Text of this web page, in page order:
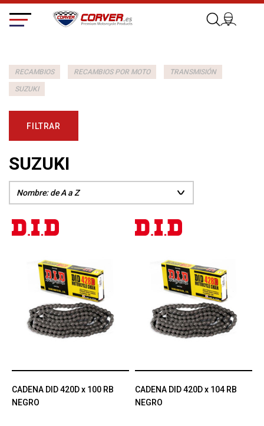
RECAMBIOS RECAMBIOS POR MOTO TRANSMISIÓN
SUZUKI
FILTRAR
SUZUKI
CADENA DID 420D x 100 RB
NEGRO
CADENA DID 420D x 104 RB
NEGRO